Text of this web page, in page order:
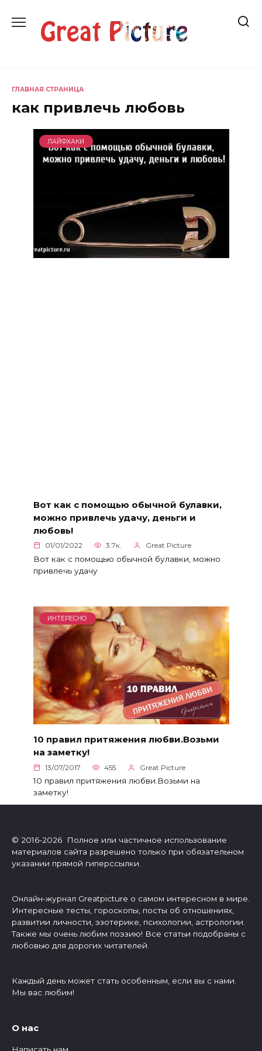
содержанию
ГЛАВНАЯ СТРАНИЦА
как привлечь любовь
ЛАЙФХАКИ
Вот как с помощью обычной булавки,
можно привлечь удачу, деньги и
любовь!
01/01/2022 3.7к. Great Picture
Вот как с помощью обычной булавки, можно
привлечь удачу
ИНТЕРЕСНО
10 правил притяжения любви.Возьми
на заметку!
13/07/2017 455 Great Picture
10 правил притяжения любви.Возьми на
заметку!
© 2016-2026 Полное или частичное использование
материалов сайта разрешено только при обязательном
указании прямой гиперссылки.
Онлайн-журнал Greatpicture о самом интересном в мире.
Интересные тесты, гороскопы, посты об отношениях,
развитии личности, эзотерике, психологии, астрологии.
Также мы очень любим поэзию! Все статьи подобраны с
любовью для дорогих читателей.
Каждый день может стать особенным, если вы с нами.
Мы вас любим!
О нас